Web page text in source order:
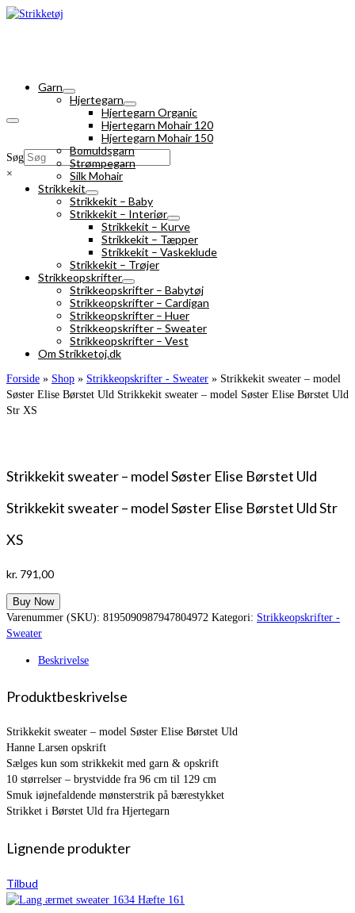
Søg
×
Garn
Hjertegarn
Hjertegarn Organic
Hjertegarn Mohair 120
Hjertegarn Mohair 150
Bomuldsgarn
Strømpegarn
Silk Mohair
Strikkekit
Strikkekit – Baby
Strikkekit – Interiør
Strikkekit – Kurve
Strikkekit – Tæpper
Strikkekit – Vaskeklude
Strikkekit – Trøjer
Strikkeopskrifter
Strikkeopskrifter – Babytøj
Strikkeopskrifter – Cardigan
Strikkeopskrifter – Huer
Strikkeopskrifter – Sweater
Strikkeopskrifter – Vest
Om Strikketoj.dk
Forside » Shop » Strikkeopskrifter - Sweater » Strikkekit sweater – model
Søster Elise Børstet Uld Strikkekit sweater – model Søster Elise Børstet Uld
Str XS
Strikkekit sweater – model Søster Elise Børstet Uld
Strikkekit sweater – model Søster Elise Børstet Uld Str
XS
kr. 791,00
Buy Now
Varenummer (SKU): 8195090987947804972 Kategori: Strikkeopskrifter -
Sweater
Beskrivelse
Produktbeskrivelse
Strikkekit sweater – model Søster Elise Børstet Uld
Hanne Larsen opskrift
Sælges kun som strikkekit med garn & opskrift
10 størrelser – brystvidde fra 96 cm til 129 cm
Smuk iøjnefaldende mønsterstrik på bærestykket
Strikket i Børstet Uld fra Hjertegarn
Lignende produkter
Tilbud